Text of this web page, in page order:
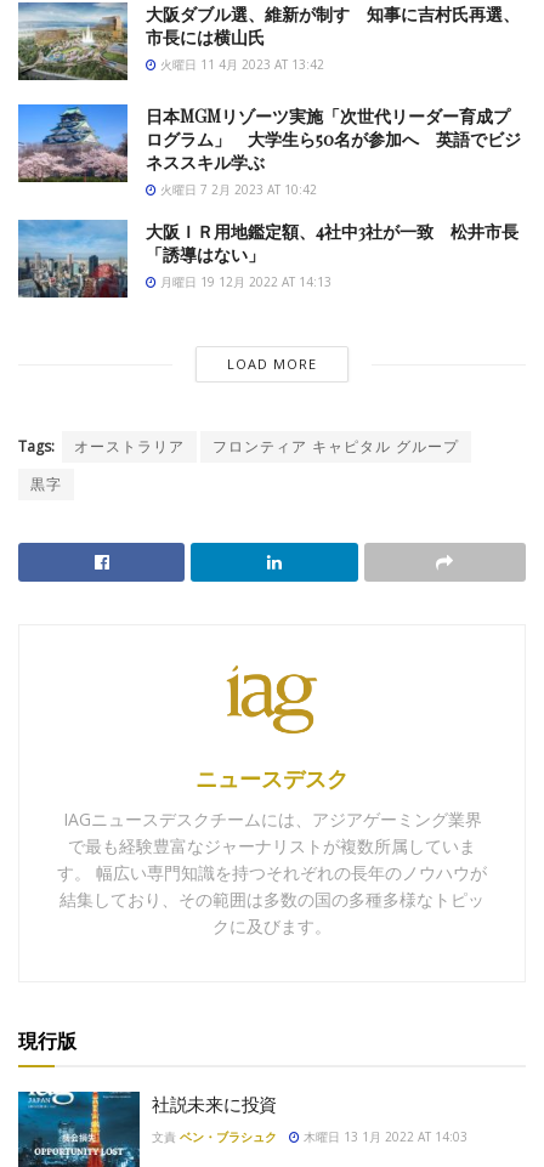
大阪ダブル選、維新が制す 知事に吉村氏再選、
市長には横山氏
火曜日 11 4月 2023 AT 13:42
日本MGMリゾーツ実施「次世代リーダー育成プ
ログラム」 大学生ら50名が参加へ 英語でビジ
ネススキル学ぶ
火曜日 7 2月 2023 AT 10:42
大阪ＩＲ用地鑑定額、4社中3社が一致 松井市長
「誘導はない」
月曜日 19 12月 2022 AT 14:13
LOAD MORE
Tags: オーストラリア
フロンティア キャピタル グループ
黒字
ニュースデスク
IAGニュースデスクチームには、アジアゲーミング業界
で最も経験豊富なジャーナリストが複数所属していま
す。 幅広い専門知識を持つそれぞれの長年のノウハウが
結集しており、その範囲は多数の国の多種多様なトピッ
クに及びます。
現行版
社説未来に投資
文責 ベン・ブラシュク 木曜日 13 1月 2022 AT 14:03